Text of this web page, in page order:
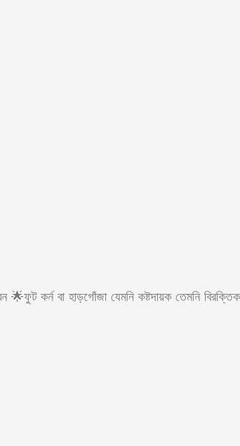
কর্ন বা হাড়গোঁজা যেমনি কষ্টদায়ক তেমনি